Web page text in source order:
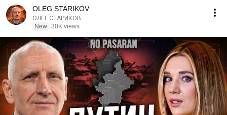
OLEG STARIKOV
ОЛЕГ СТАРИКОВ
New 30K views